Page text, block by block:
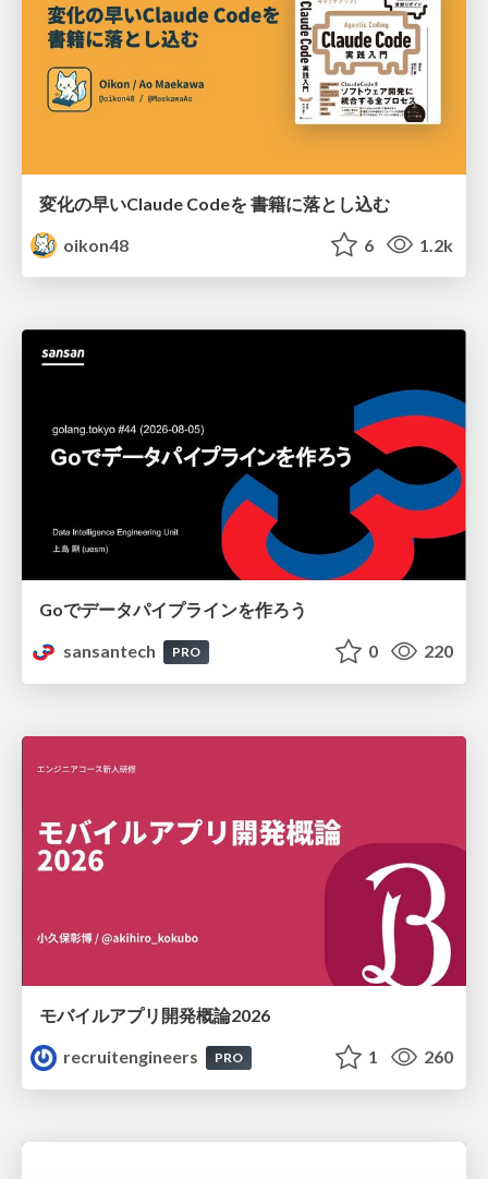
変化の早いClaude Codeを 書籍に落とし込む
oikon48
6 1.2k
Goでデータパイプラインを作ろう
sansantech
PRO 0 220
モバイルアプリ開発概論2026
recruitengineers
PRO 1 260